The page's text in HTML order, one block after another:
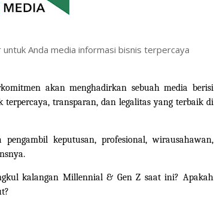
Anda media informasi bisnis terpercaya
akan menghadirkan sebuah media berisi
transparan, dan legalitas yang terbaik di
keputusan, profesional, wirausahawan,
kalangan Millennial & Gen Z saat ini? Apakah